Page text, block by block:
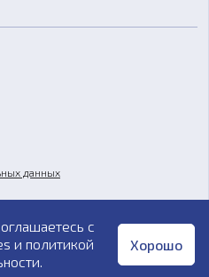
данных
с
и политикой
.
Хорошо